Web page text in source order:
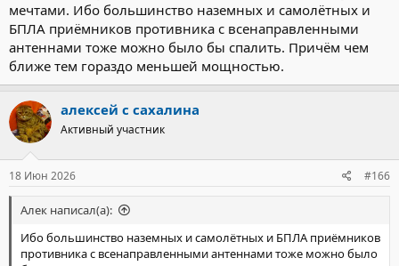
мечтами. Ибо большинство наземных и самолётных и
БПЛА приёмников противника с всенаправленными
антеннами тоже можно было бы спалить. Причём чем
ближе тем гораздо меньшей мощностью.
алексей с сахалина
Активный участник
18 Июн 2026 #166
Алек написал(а):
Ибо большинство наземных и самолётных и БПЛА приёмников
противника с всенаправленными антеннами тоже можно было